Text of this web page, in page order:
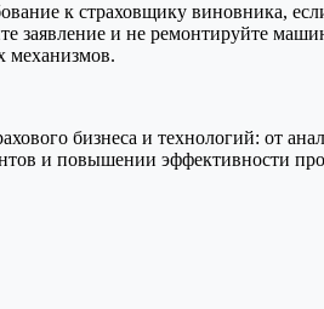
к страховщику виновника,
заявление и не ремонтируйте
механизмов.
бизнеса и технологий: от
и повышении эффективности